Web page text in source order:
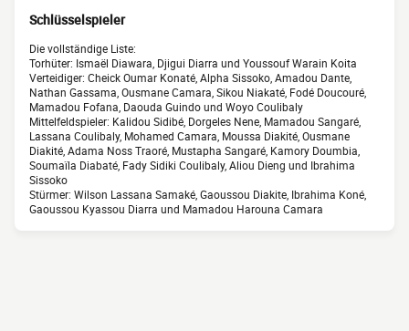
Schlüsselspieler
Die vollständige Liste:
Torhüter: Ismaël Diawara, Djigui Diarra und Youssouf Warain Koita
Verteidiger: Cheick Oumar Konaté, Alpha Sissoko, Amadou Dante,
Nathan Gassama, Ousmane Camara, Sikou Niakaté, Fodé Doucouré,
Mamadou Fofana, Daouda Guindo und Woyo Coulibaly
Mittelfeldspieler: Kalidou Sidibé, Dorgeles Nene, Mamadou Sangaré,
Lassana Coulibaly, Mohamed Camara, Moussa Diakité, Ousmane
Diakité, Adama Noss Traoré, Mustapha Sangaré, Kamory Doumbia,
Soumaïla Diabaté, Fady Sidiki Coulibaly, Aliou Dieng und Ibrahima
Sissoko
Stürmer: Wilson Lassana Samaké, Gaoussou Diakite, Ibrahima Koné,
Gaoussou Kyassou Diarra und Mamadou Harouna Camara